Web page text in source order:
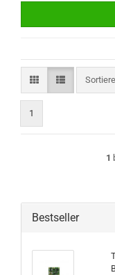
1
1
Bestseller